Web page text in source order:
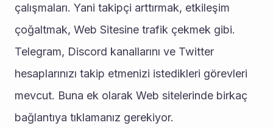
çalışmaları. Yani takipçi arttırmak, etkileşim
çoğaltmak, Web Sitesine trafik çekmek gibi.
Telegram, Discord kanallarını ve Twitter
hesaplarınızı takip etmenizi istedikleri görevleri
mevcut. Buna ek olarak Web sitelerinde birkaç
bağlantıya tıklamanız gerekiyor.